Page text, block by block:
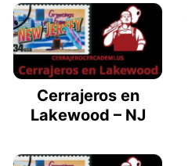
Cerrajeros en
Lakewood – NJ